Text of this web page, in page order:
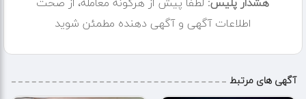
???? همین حالا عضو چنل تلگرامی شو و به جمع نخبه‌ها بپیوند:
????️‍♂️ تو هم می‌توانی یکی از ما باشی...
اطلاعات آگهی و آگهی دهنده مطمئن شوید
آگهی های مرتبط